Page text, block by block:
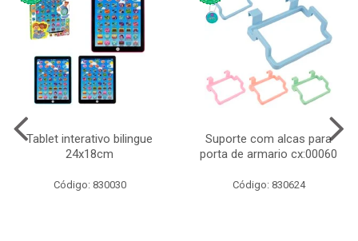
Tablet interativo bilingue
24x18cm
Código: 830030
Suporte com alcas para
porta de armario cx:00060
Código: 830624